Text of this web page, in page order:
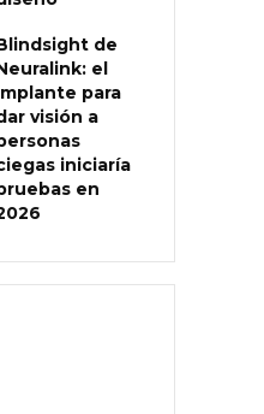
de
el
para
visión a
iniciaría
en